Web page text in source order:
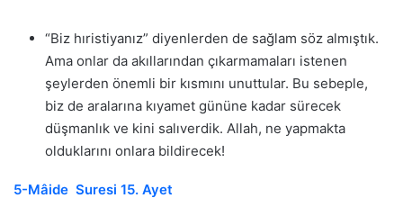
“Biz hıristiyanız” diyenlerden de sağlam söz almıştık.
Ama onlar da akıllarından çıkarmamaları istenen
şeylerden önemli bir kısmını unuttular. Bu sebeple,
biz de aralarına kıyamet gününe kadar sürecek
düşmanlık ve kini salıverdik. Allah, ne yapmakta
olduklarını onlara bildirecek!
5-Mâide Suresi 15. Ayet